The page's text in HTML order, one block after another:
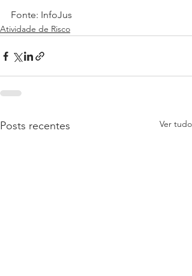
Fonte: InfoJus
Atividade de Risco
Posts recentes Ver tudo